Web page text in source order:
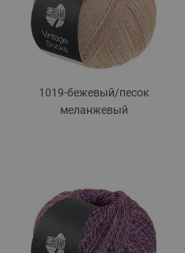
1019-бежевый/песок
меланжевый